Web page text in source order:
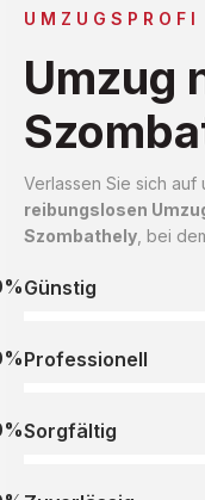
Umzug
Verlassen Sie sich
reibungslosen
Szombathely , bei
Günstig
Professionell
Sorgfältig